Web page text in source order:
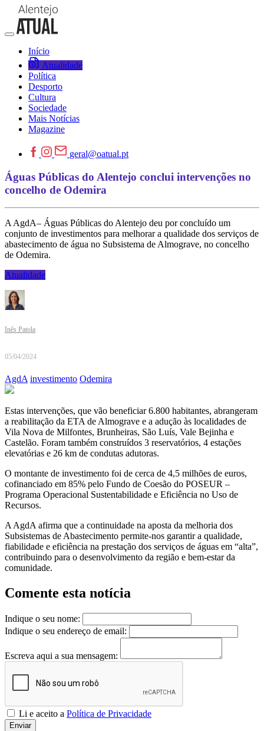
Início
Atualidade
Política
Desporto
Cultura
Sociedade
Mais Notícias
Magazine
geral@oatual.pt
Águas Públicas do Alentejo conclui intervenções no
concelho de Odemira
A AgdA– Águas Públicas do Alentejo deu por concluído um
conjunto de investimentos para melhorar a qualidade dos serviços de
abastecimento de água no Subsistema de Almograve, no concelho
de Odemira.
Atualidade
Inês Patola
05/04/2024
AgdA investimento Odemira
Estas intervenções, que vão beneficiar 6.800 habitantes, abrangeram
a reabilitação da ETA de Almograve e a adução às localidades de
Vila Nova de Milfontes, Brunheiras, São Luís, Vale Bejinha e
Castelão. Foram também construídos 3 reservatórios, 4 estações
elevatórias e 26 km de condutas adutoras.
O montante de investimento foi de cerca de 4,5 milhões de euros,
cofinanciado em 85% pelo Fundo de Coesão do POSEUR –
Programa Operacional Sustentabilidade e Eficiência no Uso de
Recursos.
A AgdA afirma que a continuidade na aposta da melhoria dos
Subsistemas de Abastecimento permite-nos garantir a qualidade,
fiabilidade e eficiência na prestação dos serviços de águas em “alta”,
contribuindo para o desenvolvimento da região e bem-estar da
comunidade.
Comente esta notícia
Indique o seu nome:
Indique o seu endereço de email:
Escreva aqui a sua mensagem:
Li e aceito a Política de Privacidade
Enviar